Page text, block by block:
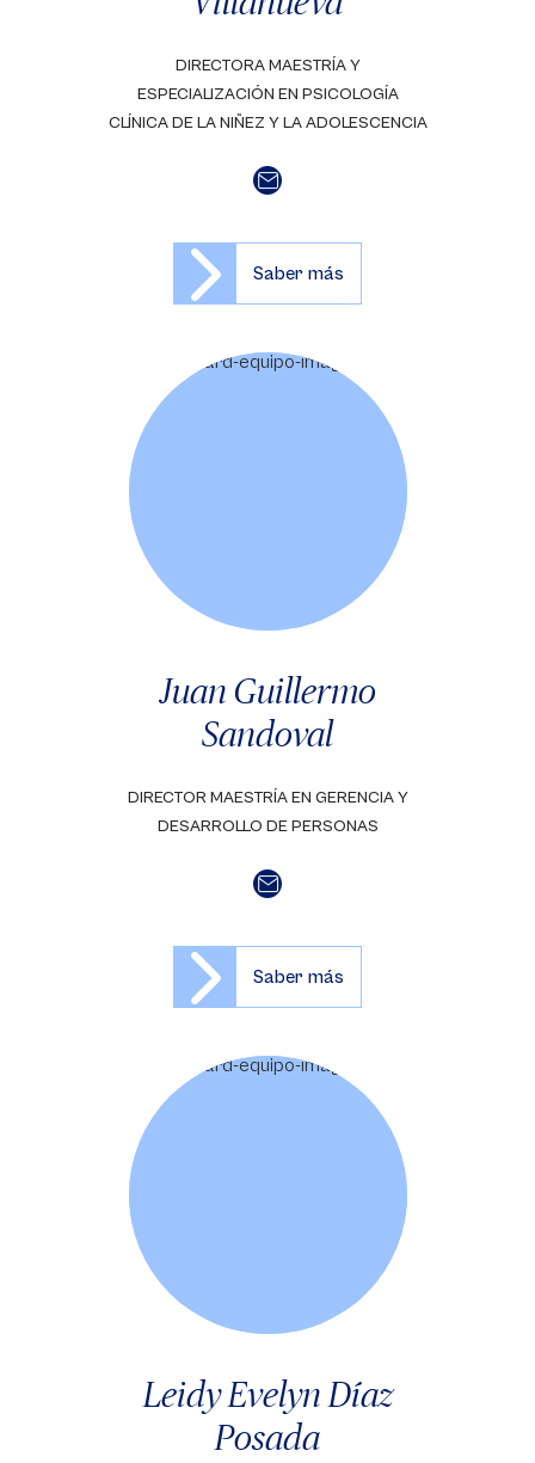
DIRECTORA MAESTRÍA Y
ESPECIALIZACIÓN EN PSICOLOGÍA
CLÍNICA DE LA NIÑEZ Y LA ADOLESCENCIA
Saber más
Juan Guillermo
Sandoval
DIRECTOR MAESTRÍA EN GERENCIA Y
DESARROLLO DE PERSONAS
Saber más
Leidy Evelyn Díaz
Posada